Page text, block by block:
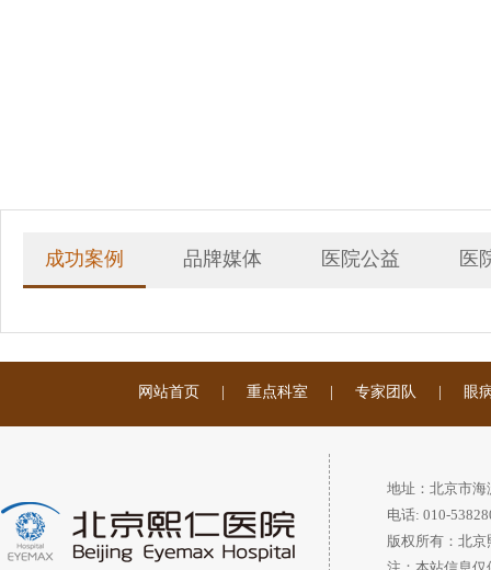
成功案例 品牌媒体 医院公益 医
网站首页 | 重点科室 | 专家团队 | 眼
地址：北京市
电话: 010-
版权所有：北
注：本站信息